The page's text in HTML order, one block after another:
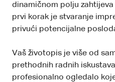
dinamičnom polju
prvi korak je stvaranje
privući potencijalne
Vaš životopis je više od
prethodnih radnih
profesionalno ogledalo